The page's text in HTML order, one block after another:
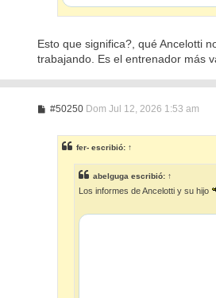
Esto que significa?, qué Ancelotti
trabajando. Es el entrenador más
#50250M
a
j
e
Dom Jul 12, 2026 1:53 am
fer- escribió: ↑
abelguga escribió: ↑
Los informes de Ancelotti y su hijo